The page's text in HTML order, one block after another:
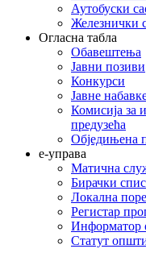
Аутобуски
Железнички
Огласна табла
Обавештења
Јавни позиви
Конкурси
Јавне
Комисија за
предузећа
Обједињена
е-управа
Матична
Бирачки
Локална
Регистар
Информатор
Статут